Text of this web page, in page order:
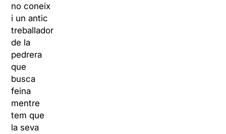
no coneix
i un antic
treballador
de la
pedrera
que
busca
feina
mentre
tem que
la seva